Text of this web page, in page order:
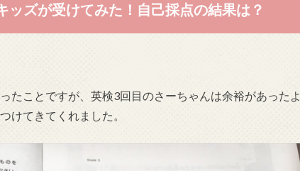
ズが受けてみた！自己採点の結果は？
たことですが、英検3回目のさーちゃんは余裕があったよ
けてきてくれました。